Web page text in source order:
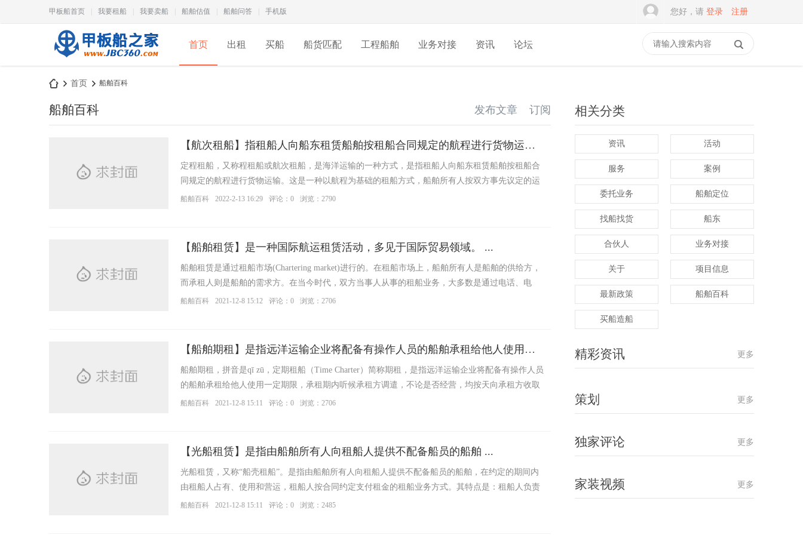
甲板船首页 我要租船 我要卖船 船舶估值 船舶问答 手机版 您好，请 登录 注册
首页 出租 买船 船货匹配 工程船舶 业务对接 资讯 论坛
首页 船舶百科
船舶百科 订阅
发布文章
【航次租船】指租船人向船东租赁船舶按租船合同规定的航程进行货物运输 ...
定程租船，又称程租船或航次租船，是海洋运输的一种方式，是指租船人向船东租赁船舶按租船合
同规定的航程进行货物运输。这是一种以航程为基础的租船方式，船舶所有人按双方事先议定的运
价与条件向租船人提供船舶全部 ...
船舶百科 2022-2-13 16:29 评论：0 浏览：2790
【船舶租赁】是一种国际航运租赁活动，多见于国际贸易领域。 ...
船舶租赁是通过租船市场(Chartering market)进行的。在租船市场上，船舶所有人是船舶的供给方，
而承租人则是船舶的需求方。在当今时代，双方当事人从事的租船业务，大多数是通过电话、电
传、电报或传真等现代通讯手 ...
船舶百科 2021-12-8 15:12 评论：0 浏览：2706
【船舶期租】是指远洋运输企业将配备有操作人员的船舶承租给他人使用一定期限 ...
船舶期租，拼音是qī zū，定期租船（Time Charter）简称期租，是指远洋运输企业将配备有操作人员
的船舶承租给他人使用一定期限，承租期内听候承租方调遣，不论是否经营，均按天向承租方收取
租赁费，发生固定费用（ ...
船舶百科 2021-12-8 15:11 评论：0 浏览：2706
【光船租赁】是指由船舶所有人向租船人提供不配备船员的船舶 ...
光船租赁，又称“船壳租船”。是指由船舶所有人向租船人提供不配备船员的船舶，在约定的期间内
由租船人占有、使用和营运，租船人按合同约定支付租金的租船业务方式。其特点是：租船人负责
配备船员及船员工资和伙食等 ...
船舶百科 2021-12-8 15:11 评论：0 浏览：2485
相关分类
资讯 活动
服务 案例
委托业务 船舶定位
找船找货 船东
合伙人 业务对接
关于 项目信息
最新政策 船舶百科
买船造船
精彩资讯 更多
策划 更多
独家评论 更多
家装视频 更多